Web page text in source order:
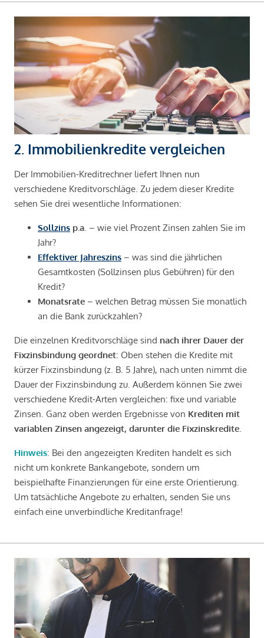
2. Immobilienkredite vergleichen
Der Immobilien-Kreditrechner liefert Ihnen nun
verschiedene Kreditvorschläge. Zu jedem dieser Kredite
sehen Sie drei wesentliche Informationen:
Sollzins p.a . – wie viel Prozent Zinsen zahlen Sie im
Jahr?
Effektiver Jahreszins – was sind die jährlichen
Gesamtkosten (Sollzinsen plus Gebühren) für den
Kredit?
Monatsrate – welchen Betrag müssen Sie monatlich
an die Bank zurückzahlen?
Die einzelnen Kreditvorschläge sind nach ihrer Dauer der
Fixzinsbindung geordnet: Oben stehen die Kredite mit
kürzer Fixzinsbindung (z. B. 5 Jahre), nach unten nimmt die
Dauer der Fixzinsbindung zu. Außerdem können Sie zwei
verschiedene Kredit-Arten vergleichen: fixe und variable
Zinsen. Ganz oben werden Ergebnisse von Krediten mit
variablen Zinsen angezeigt, darunter die Fixzinskredite
Hinweis: Bei den angezeigten Krediten handelt es sich
nicht um konkrete Bankangebote, sondern um
beispielhafte Finanzierungen für eine erste Orientierung.
Um tatsächliche Angebote zu erhalten, senden Sie uns
einfach eine unverbindliche Kreditanfrage!